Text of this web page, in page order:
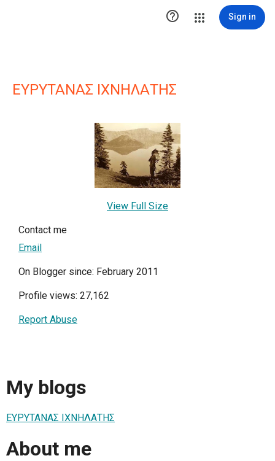
 Sign in
ΕΥΡΥΤΑΝΑΣ ΙΧΝΗΛΑΤΗΣ
View Full Size
Contact me
Email
On Blogger since: February 2011
Profile views: 27,162
Report Abuse
My blogs
ΕΥΡΥΤΑΝΑΣ ΙΧΝΗΛΑΤΗΣ
About me